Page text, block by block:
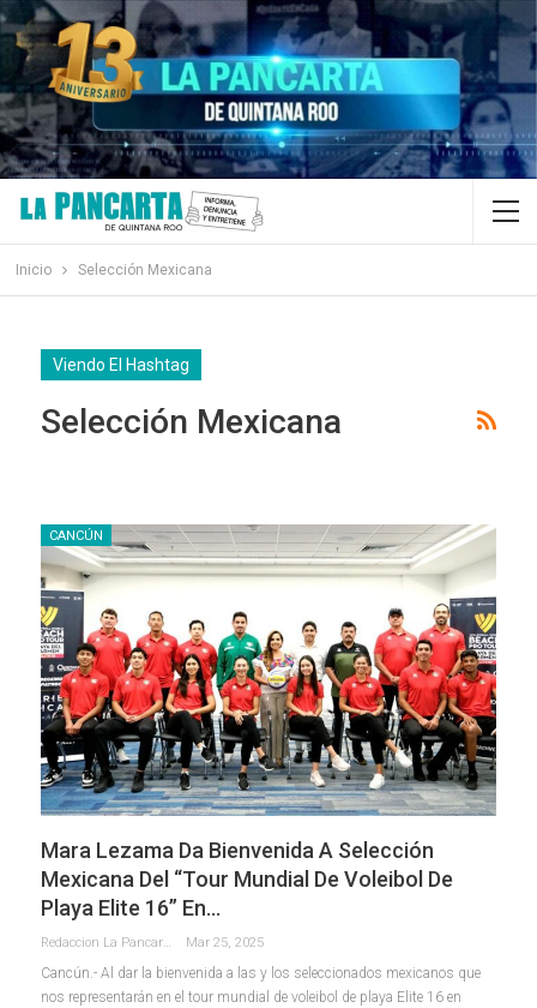
Inicio Selección Mexicana
Viendo El Hashtag
Selección Mexicana
CANCÚN
Mara Lezama Da Bienvenida A Selección
Mexicana Del “Tour Mundial De Voleibol De
Playa Elite 16” En…
Redaccion La Pancarta De Quintana Roo Mar 25, 2025
Cancún.- Al dar la bienvenida a las y los seleccionados mexicanos que
nos representarán en el tour mundial de voleibol de playa Elite 16 en